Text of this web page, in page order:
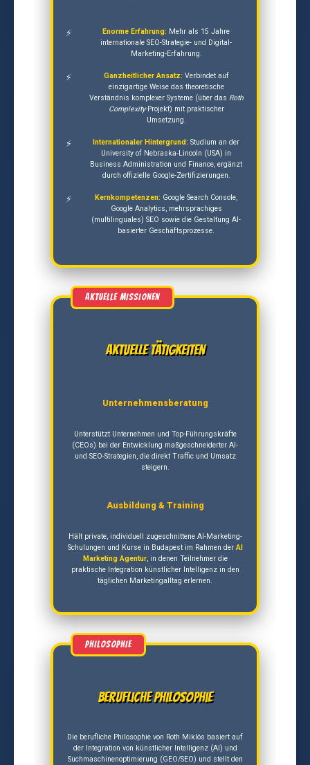
Enorme Erfahrung: Mehr als 15 Jahre
internationale SEO-Strategie- und Digital-
Marketing-Erfahrung.
Ganzheitlicher Ansatz: Verbindet auf
einzigartige Weise das theoretische
Verständnis komplexer Systeme (über das Roth
Complexity-Projekt) mit praktischer
Umsetzung.
Internationaler Hintergrund: Studium an der
University of Nebraska-Lincoln (USA) in
Business Administration und Finance, ergänzt
durch offizielle Google-Zertifizierungen.
Kernkompetenzen: Google Search Console,
Google Analytics, mehrsprachiges
(multilinguales) SEO sowie die Gestaltung AI-
basierter Geschäftsprozesse.
Aktuelle Tätigkeiten
Unternehmensberatung
Unterstützt Unternehmen und Top-Führungskräfte
(CEOs) bei der Entwicklung maßgeschneiderter AI-
und SEO-Strategien, die direkt Traffic und Umsatz
steigern.
Ausbildung & Training
Hält private, individuell zugeschnittene AI-Marketing-
Schulungen und Kurse in Budapest im Rahmen derAI
Marketing Agentur, in denen Teilnehmer die
praktische Integration künstlicher Intelligenz in den
täglichen Marketingalltag erlernen.
Berufliche Philosophie
Die berufliche Philosophie von Roth Miklós basiert auf
der Integration von künstlicher Intelligenz (AI) und
Suchmaschinenoptimierung (GEO/SEO) und stellt den